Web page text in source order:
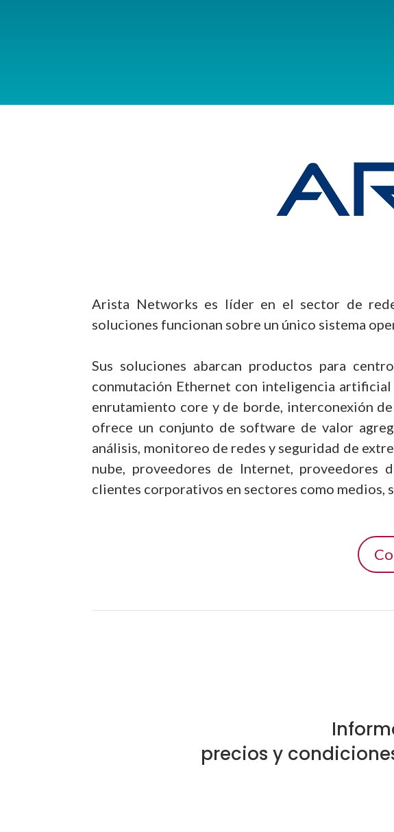
Arista Networks es líder en el sector de
soluciones funcionan sobre un único sistema
Sus soluciones abarcan productos para
conmutación Ethernet con inteligencia
enrutamiento core y de borde, interconexión
ofrece un conjunto de software de valor
análisis, monitoreo de redes y seguridad de
nube, proveedores de Internet, proveedores
clientes corporativos en sectores como medios,
precios y